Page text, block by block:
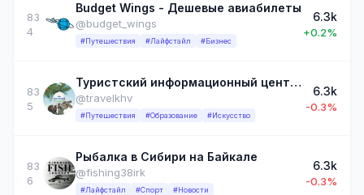
83
4
Budget Wings - Дешевые авиабилеты
@budget_wings
#Путешествия #Лайфстайл #Бизнес
6.3k
+0.2%
83
5
Туристский информационный центр. Открой Хабаровский край
@travelkhv
#Путешествия #Образование #Искусство
6.3k
-0.3%
83
6
Рыбалка в Сибири на Байкале
@fishing38irk
#Лайфстайл #Спорт #Новости
6.3k
-0.3%